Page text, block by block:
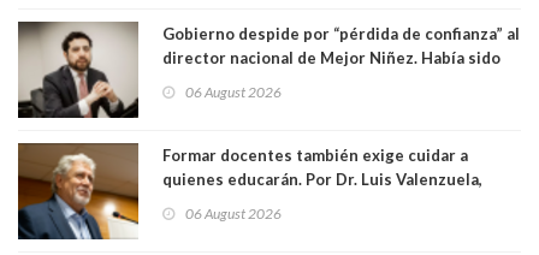
Gobierno despide por “pérdida de confianza” al
director nacional de Mejor Niñez. Había sido
06 August 2026
Formar docentes también exige cuidar a
quienes educarán. Por Dr. Luis Valenzuela,
Académicos U. Católica Silva Henríquez
06 August 2026